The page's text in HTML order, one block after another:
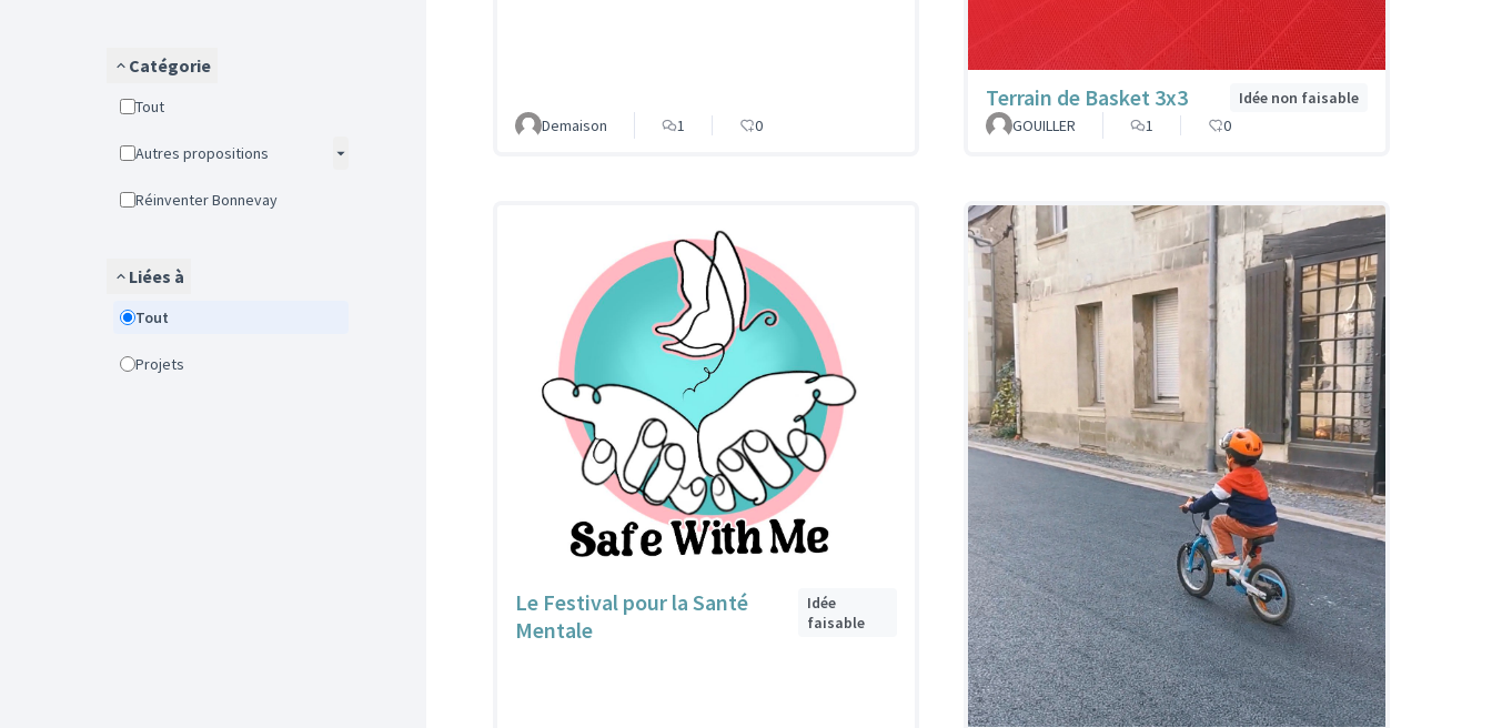
Catégorie
Tout
Autres propositions
Réinventer Bonnevay
Liées à
Tout
Projets
Demaison 1 0
Terrain de Basket 3x3
Idée non faisable
GOUILLER
1 0
Le Festival pour la Santé
Mentale
Idée
faisable